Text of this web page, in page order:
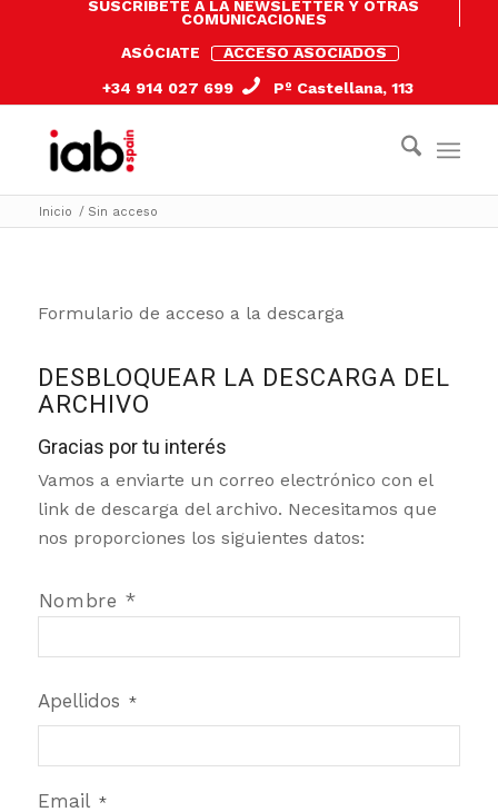
SUSCRÍBETE A LA NEWSLETTER Y OTRAS
COMUNICACIONES
ASÓCIATE
ACCESO ASOCIADOS
+34 914 027 699
Pº Castellana, 113
Inicio / Sin acceso
Formulario de acceso a la descarga
DESBLOQUEAR LA DESCARGA DEL
ARCHIVO
Gracias por tu interés
Vamos a enviarte un correo electrónico con el
link de descarga del archivo. Necesitamos que
nos proporciones los siguientes datos:
Nombre *
Apellidos *
Email *